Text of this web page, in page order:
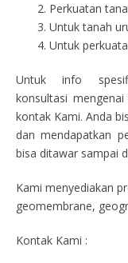
Perkuatan
Untuk tanah
Untuk
Untuk info
konsultasi
kontak Kami. Anda
dan mendapatkan
bisa ditawar sampai
Kami menyediakan
geomembrane,
Kontak Kami :